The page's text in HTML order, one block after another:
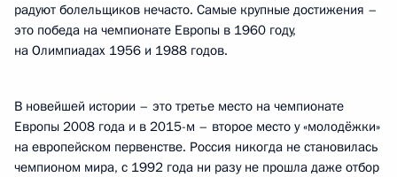
радуют болельщиков нечасто. Самые крупные достижения –
это победа на чемпионате Европы в 1960 году,
на Олимпиадах 1956 и 1988 годов.
В новейшей истории – это третье место на чемпионате
Европы 2008 года и в 2015-м – второе место у «молодёжки»
на европейском первенстве. Россия никогда не становилась
чемпионом мира, с 1992 года ни разу не прошла даже отбор